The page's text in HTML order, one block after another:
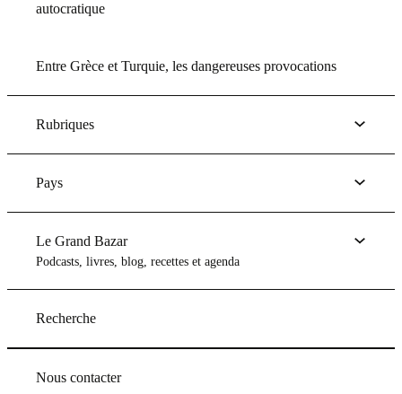
autocratique
Entre Grèce et Turquie, les dangereuses provocations
Rubriques
Pays
Le Grand Bazar
Podcasts, livres, blog, recettes et agenda
Recherche
Nous contacter